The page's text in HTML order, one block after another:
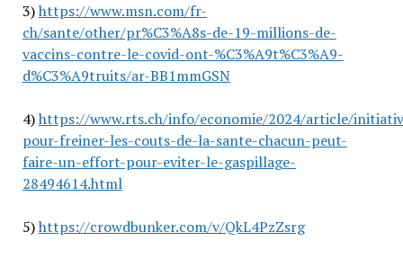
3)https://www.msn.com/fr-
ch/sante/other/pr%C3%A8s-de-19-millions-de-
vaccins-contre-le-covid-ont-%C3%A9t%C3%A9-
d%C3%A9truits/ar-BB1mmGSN
4)https://www.rts.ch/info/economie/2024/article/
pour-freiner-les-couts-de-la-sante-chacun-peut-
faire-un-effort-pour-eviter-le-gaspillage-
28494614.html
5)https://crowdbunker.com/v/QkL4PzZsrg